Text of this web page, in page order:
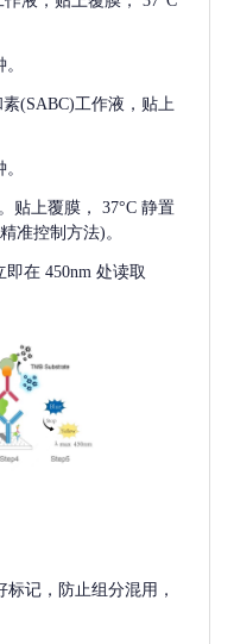
(SABC)工作液，贴上
贴上覆膜， 37°C 静置
准控制方法)。
在 450nm 处读取
记，防止组分混用，